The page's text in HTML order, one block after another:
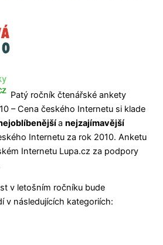
Patý ročník čtenářské ankety
– Cena českého Internetu si klade
a nejzajímavější
Internetu za rok 2010. Anketu
Internetu Lupa.cz za podpory
v letošním ročníku bude
v následujících kategoriích: